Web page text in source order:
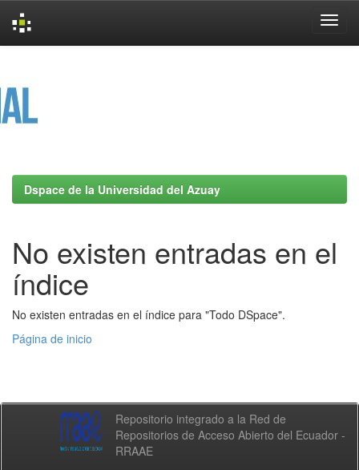
Dspace de la Universidad del Azuay
No existen entradas en el
índice
No existen entradas en el índice para "Todo DSpace".
Página de inicio
Repositorio integrado a la Red de
Repositorios de Acceso Abierto del Ecuador -
RRAAE